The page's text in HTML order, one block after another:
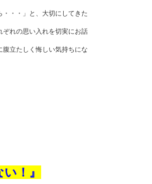
・・」と、大切にしてきた
ぞれの思い入れを切実にお話
立たしく悔しい気持ちにな
！』